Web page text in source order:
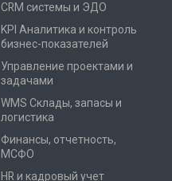
CRM системы и ЭДО
KPI Аналитика и контроль
бизнес-показателей
Управление проектами и
задачами
WMS Склады, запасы и
логистика
Финансы, отчетность,
МСФО
HR и кадровый учет